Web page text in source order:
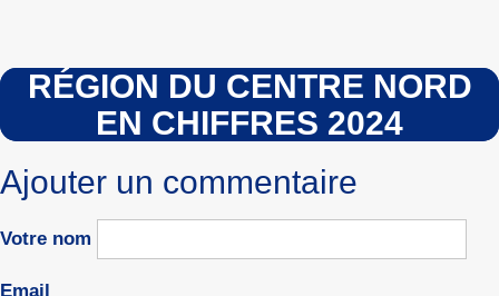
RÉGION DU CENTRE NORD
EN CHIFFRES 2024
Ajouter un commentaire
Votre nom
Email